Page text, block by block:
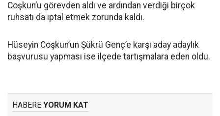
Coşkun’u görevden aldı ve ardından verdiği birçok
ruhsatı da iptal etmek zorunda kaldı.
Hüseyin Coşkun’un Şükrü Genç’e karşı aday adaylık
başvurusu yapması ise ilçede tartışmalara eden oldu.
HABERE YORUM KAT